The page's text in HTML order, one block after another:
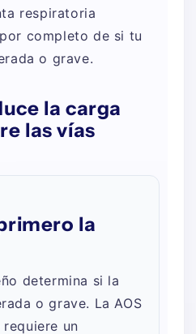
respiratoria
completo de si tu
o grave.
la carga
las vías
la
determina si la
o grave. La AOS
un